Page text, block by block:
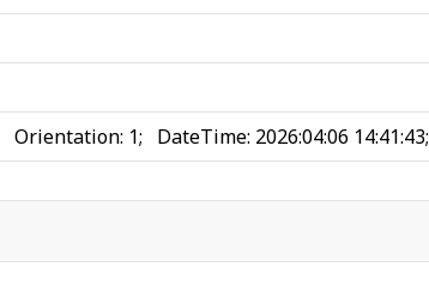
Orientation: 1; DateTime: 2026:04:06 14:41:43;